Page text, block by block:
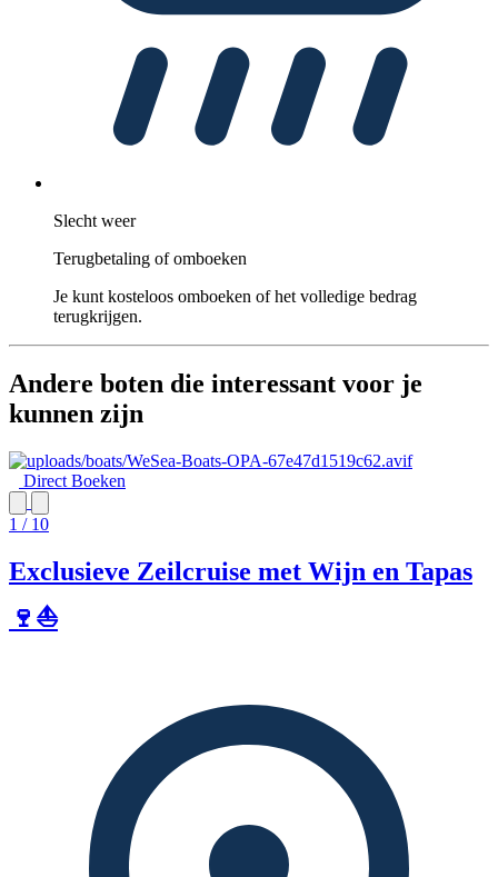
Slecht weer
Terugbetaling of omboeken
Je kunt kosteloos omboeken of het volledige bedrag
terugkrijgen.
Andere boten die interessant voor je
kunnen zijn
Direct Boeken
1 / 10
Exclusieve Zeilcruise met Wijn en Tapas
🍷⛵